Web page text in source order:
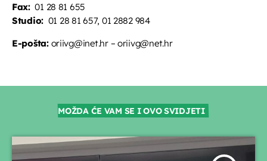
Fax:01 28 81 655
Studio: 01 28 81 657, 01 2882 984
E-pošta:oriivg@inet.hr – oriivg@net.hr
MOŽDA ĆE VAM SE I OVO SVIDJETI